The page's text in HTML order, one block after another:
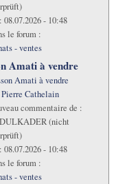
08.07.2026 - 10:48
le forum :
- ventes
Amati à vendre
Amati à vendre
Pierre Cathelain
commentaire de :
(nicht
08.07.2026 - 10:48
le forum :
- ventes